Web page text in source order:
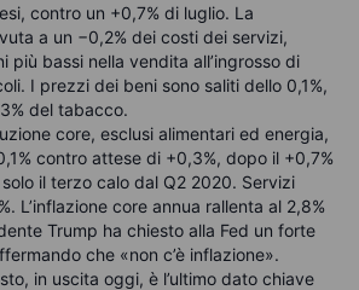
contro un +0,7% di luglio. La
a un −0,2% dei costi dei servizi,
più bassi nella vendita all’ingrosso di
I prezzi dei beni sono saliti dello 0,1%,
del tabacco.
core, esclusi alimentari ed energia,
contro attese di +0,3%, dopo il +0,7%
il terzo calo dal Q2 2020. Servizi
L’inflazione core annua rallenta al 2,8%
Trump ha chiesto alla Fed un forte
che «non c’è inflazione».
in uscita oggi, è l’ultimo dato chiave